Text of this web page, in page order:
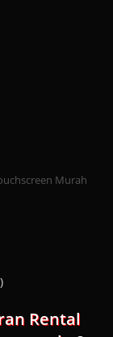
Murah
Rental